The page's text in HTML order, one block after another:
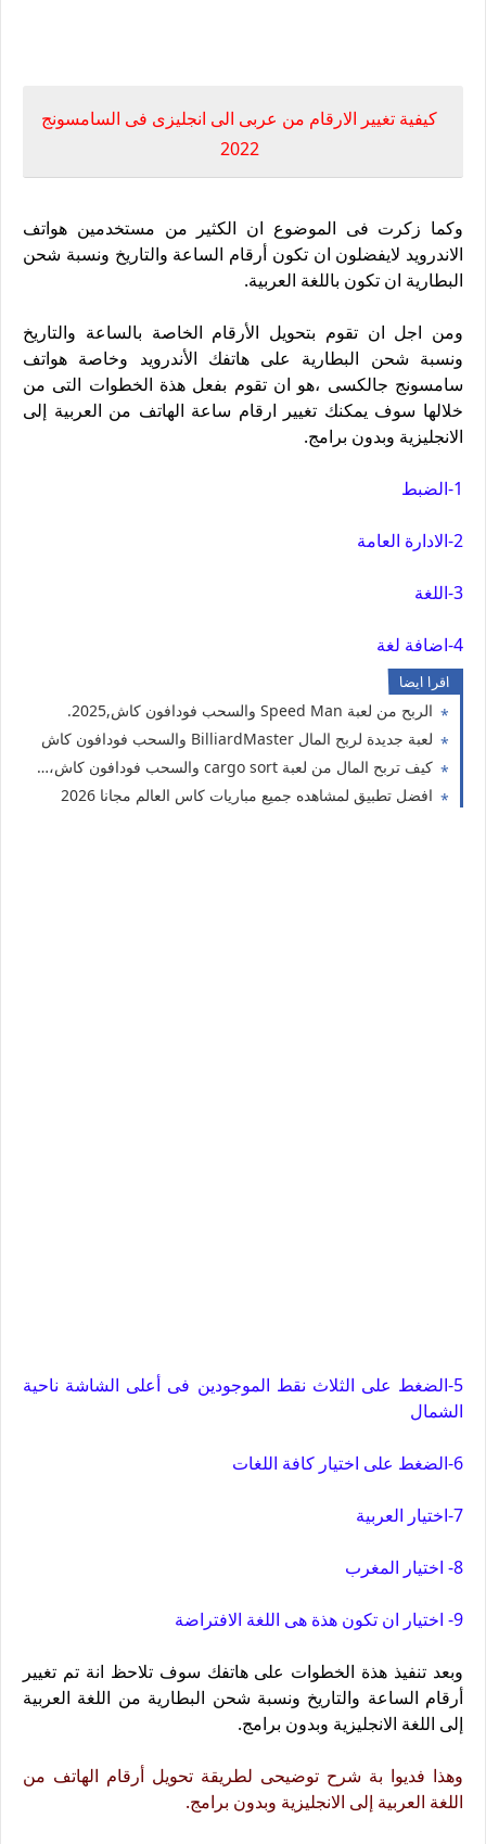
كيفية تغيير الارقام من عربى الى انجليزى فى السامسونج
2022
وكما زكرت فى الموضوع ان الكثير من مستخدمين هواتف
الاندرويد لايفضلون ان تكون أرقام الساعة والتاريخ ونسبة شحن
البطارية ان تكون باللغة العربية.
ومن اجل ان تقوم بتحويل الأرقام الخاصة بالساعة والتاريخ
ونسبة شحن البطارية على هاتفك الأندرويد وخاصة هواتف
سامسونج جالكسى ،هو ان تقوم بفعل هذة الخطوات التى من
خلالها سوف يمكنك تغيير ارقام ساعة الهاتف من العربية إلى
الانجليزية وبدون برامج.
1-الضبط
2-الادارة العامة
3-اللغة
4-اضافة لغة
اقرا ايضا
الربح من لعبة Speed Man والسحب فودافون كاش,2025.
لعبة جديدة لربح المال BilliardMaster والسحب فودافون كاش
كيف تربح المال من لعبة cargo sort والسحب فودافون كاش، افضل العاب الربح من الانترنت للمبتدئين
افضل تطبيق لمشاهده جميع مباريات كاس العالم مجانا 2026
5-الضغط على الثلاث نقط الموجودين فى أعلى الشاشة ناحية
الشمال
6-الضغط على اختيار كافة اللغات
7-اختيار العربية
8- اختيار المغرب
9- اختيار ان تكون هذة هى اللغة الافتراضة
وبعد تنفيذ هذة الخطوات على هاتفك سوف تلاحظ انة تم تغيير
أرقام الساعة والتاريخ ونسبة شحن البطارية من اللغة العربية
إلى اللغة الانجليزية وبدون برامج.
وهذا فديوا بة شرح توضيحى لطريقة تحويل أرقام الهاتف من
اللغة العربية إلى الانجليزية وبدون برامج.